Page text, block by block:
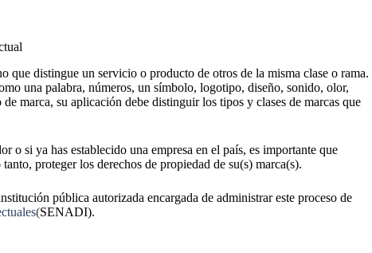
que distingue un servicio o producto de otros de la misma clase o rama.
una palabra, números, un símbolo, logotipo, diseño, sonido, olor,
marca, su aplicación debe distinguir los tipos y clases de marcas que
o si ya has establecido una empresa en el país, es importante que
proteger los derechos de propiedad de su(s) marca(s).
pública autorizada encargada de administrar este proceso de
(SENADI).